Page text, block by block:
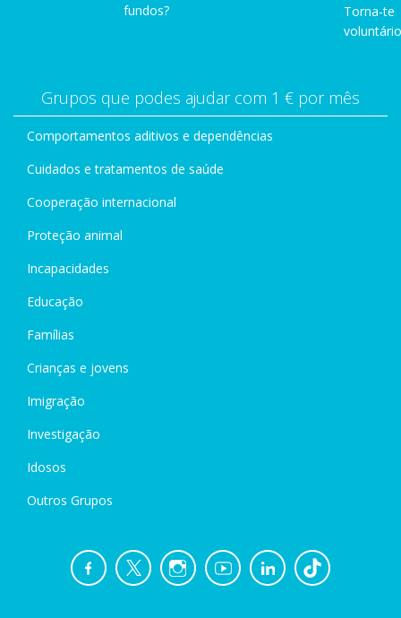
fundos?
Torna-te
Grupos que podes ajudar com 1 € por mês
Comportamentos aditivos e dependências
Cuidados e tratamentos de saúde
Cooperação internacional
Proteção animal
Incapacidades
Educação
Famílias
Crianças e jovens
Imigração
Investigação
Idosos
Outros Grupos